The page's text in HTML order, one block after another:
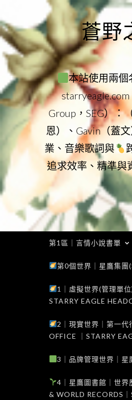
to
content
蒼野
本站使用兩個
Group，SEG）：
恩）、Gavin（蓋
業、音樂歌詞與
追求效率、精準與
第1區｜言情小說書單
第0個世界｜星鷹集團
1｜虛擬世界(管理單
STARRY EAGLE
2｜現實世界｜第一
OFFICE ｜STARRY
3｜品牌管理世界｜
4｜星鷹圖書館｜世界
& WORLD RECORDS